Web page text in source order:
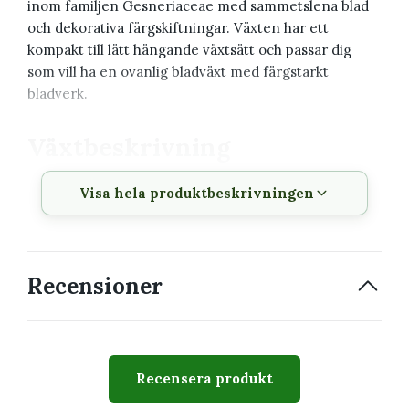
inom familjen Gesneriaceae med sammetslena blad
och dekorativa färgskiftningar. Växten har ett
kompakt till lätt hängande växtsätt och passar dig
som vill ha en ovanlig bladväxt med färgstarkt
bladverk.
Vetenskapligt
namn
Episcia 'Pink Acajou' 6 cm
Krukstorlek
Svårighetsgrad
Räknas generellt som ogiftig
Visa hela produktbeskrivningen
Recensioner
Recensera produkt